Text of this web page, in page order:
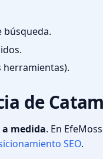
búsqueda.
herramientas).
de
medida. En
SEO.